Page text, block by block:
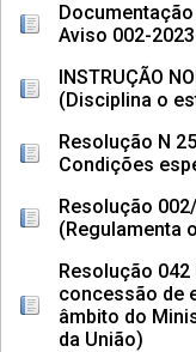
Aviso 002-
INSTRUÇÃO
(Disciplina o
Resolução N
Condições
Resolução
(Regulamenta
Resolução 042
concessão de
âmbito do
da União)